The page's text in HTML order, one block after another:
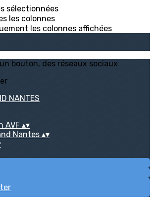
sélectionnées
les colonnes
les colonnes affichées
bouton, des réseaux sociaux
AVF ▴▾
Nantes ▴▾